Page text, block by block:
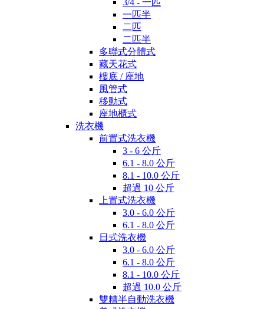
一匹半
二匹
二匹半
多聯式分體式
藏天花式
樓底 / 座地
風管式
移動式
座地櫃式
洗衣機
前置式洗衣機
3 - 6 公斤
6.1 - 8.0 公斤
8.1 - 10.0 公斤
超過 10 公斤
上置式洗衣機
3.0 - 6.0 公斤
6.1 - 8.0 公斤
日式洗衣機
3.0 - 6.0 公斤
6.1 - 8.0 公斤
8.1 - 10.0 公斤
超過 10.0 公斤
雙糟半自動洗衣機